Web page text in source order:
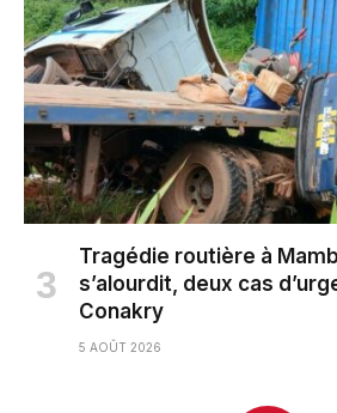
Tragédie routière à
s’alourdit, deux cas
Conakry
5 AOÛT 2026